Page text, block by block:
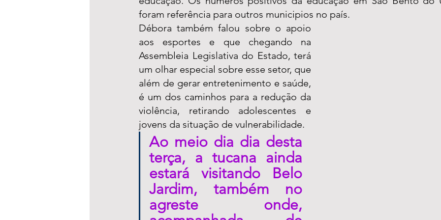
foram referência para outros municipios no país.
Débora também falou sobre o apoio
aos esportes e que chegando na
Assembleia Legislativa do Estado, terá
um olhar especial sobre esse setor, que
além de gerar entretenimento e saúde,
é um dos caminhos para a redução da
violência, retirando adolescentes e
jovens da situação de vulnerabilidade.
Ao meio dia dia desta
terça, a tucana ainda
estará visitando Belo
Jardim, também no
agreste onde,